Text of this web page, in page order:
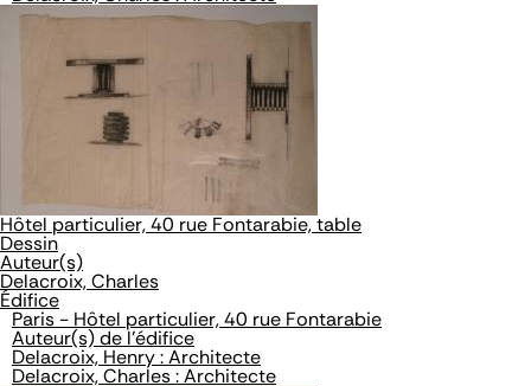
Hôtel particulier, 40 rue Fontarabie, table
Dessin
Auteur(s)
Delacroix, Charles
Édifice
Paris - Hôtel particulier, 40 rue Fontarabie
Auteur(s) de l'édifice
Delacroix, Henry : Architecte
Delacroix, Charles : Architecte